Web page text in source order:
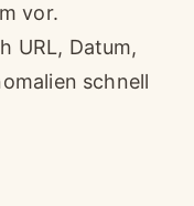
vor.
URL, Datum,
schnell